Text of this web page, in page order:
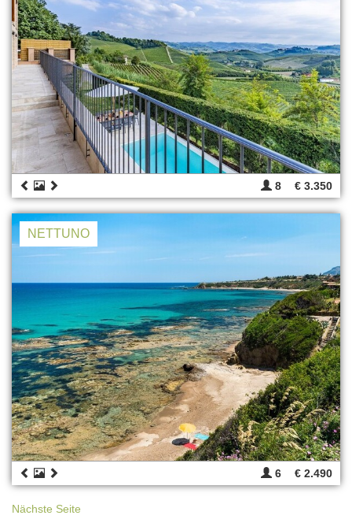
8 € 3.350
NETTUNO
6 € 2.490
Nächste Seite